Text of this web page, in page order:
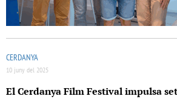
CERDANYA
10 juny del 2025
El Cerdanya Film Festival impulsa